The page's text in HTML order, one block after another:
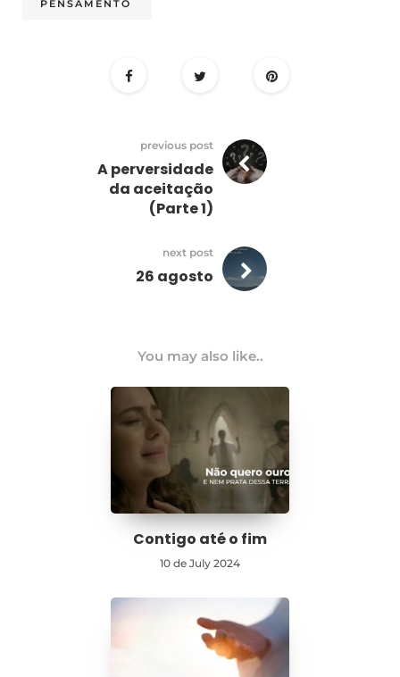
PENSAMENTO
previous post
A perversidade
da aceitação
(Parte 1)
next post
26 agosto
You may also like..
Contigo até o fim
10 de July 2024